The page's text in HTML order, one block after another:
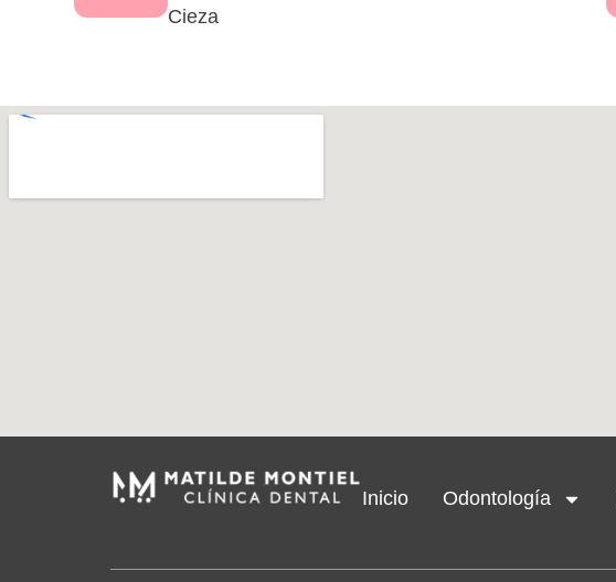
Cieza​
Inicio Odontología